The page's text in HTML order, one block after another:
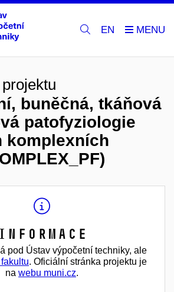
EN
buněčná, tkáňová
patofyziologie
komplexních
Informace
pod Ústav výpočetní techniky, ale
. Oficiální stránka projektu je
na webu muni.cz.